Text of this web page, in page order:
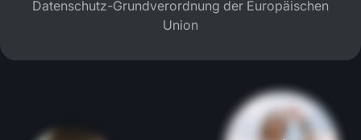
Datenschutz-Grundverordnung der Europäischen
Union